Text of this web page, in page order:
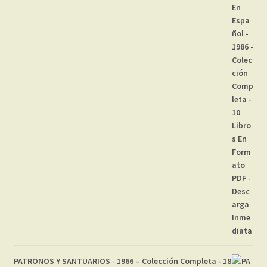
PATRONOS Y SANTUARIOS - 1966 – Colección Completa - 18